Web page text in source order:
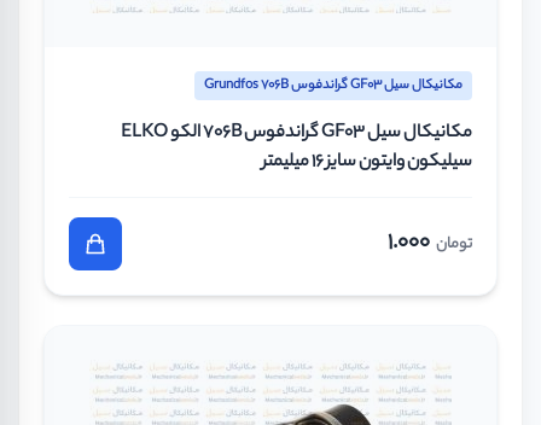
مکانیکال سیل GF03 گراندفوس Grundfos 706B
مکانیکال سیل GF03 گراندفوس 706B الکو ELKO
سیلیکون وایتون سایز 16 میلیمتر
تومان 1.000